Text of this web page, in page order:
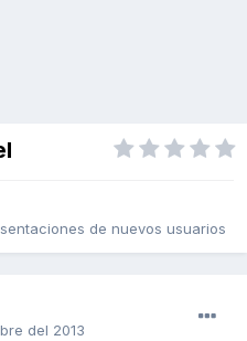
de nuevos usuarios
del 2013